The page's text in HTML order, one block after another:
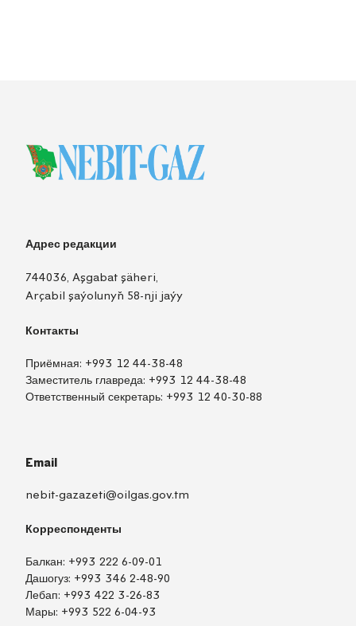
Адрес редакции
744036, Aşgabat şäheri,
Arçabil şaýolunyň 58-nji jaýy
Контакты
Приёмная: +993 12 44-38-48
Заместитель главреда: +993 12 44-38-48
Ответственный секретарь: +993 12 40-30-88
Email
nebit-gazazeti@oilgas.gov.tm
Корреспонденты
Балкан: +993 222 6-09-01
Дашогуз: +993 346 2-48-90
Лебап: +993 422 3-26-83
Мары: +993 522 6-04-93